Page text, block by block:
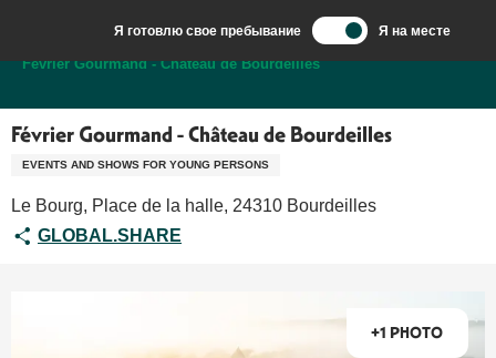
contenu
Я готовлю свое пребывание Я на месте
Добро пожаловать в Сарла, столицу Перигор-Нуар.
Février Gourmand - Château de Bourdeilles
Février Gourmand - Château de Bourdeilles
EVENTS AND SHOWS FOR YOUNG PERSONS
Le Bourg, Place de la halle, 24310 Bourdeilles
GLOBAL.SHARE
+1 PHOTO